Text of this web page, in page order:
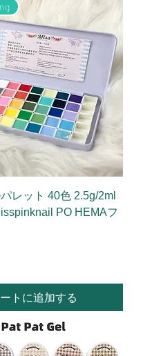
レット 40色 2.5g/2ml
PO HEMAフ
トに追加する